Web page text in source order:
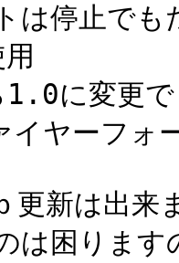
は停止でも
に変更で
ヤーフォ
更新は出来
は困ります